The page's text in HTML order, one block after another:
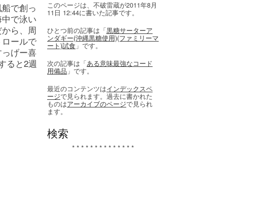
で創っ
で泳い
ら、周
ールで
げー喜
ると2週
このページは、不破雷蔵が2011年8月
11日 12:44に書いた記事です。
ひとつ前の記事は「黒糖サーターア
ンダギー(沖縄黒糖使用)(ファミリーマ
ート)試食 」です。
次の記事は「ある意味最強なコード
用備品 」です。
最近のコンテンツはインデックスペ
ージで見られます。過去に書かれた
ものはアーカイブのページで見られ
ます。
検索
* * * * * * * * * * * * * *